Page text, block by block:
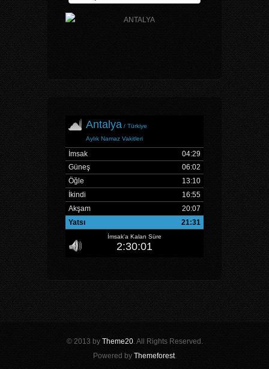
© 2013 by Theme20. All Rights Reserved.
Powered by Themeforest.